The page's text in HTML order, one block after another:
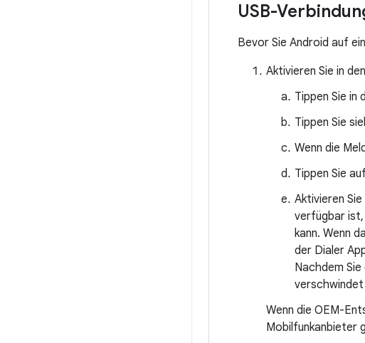
USB-
Bevor Sie Android auf
Aktivieren Sie in
Tippen Sie in
Tippen Sie
Wenn die
Tippen Sie auf
Aktivieren Sie
verfügbar ist,
kann. Wenn
der Dialer
Nachdem
Wenn die OEM-
Mobilfunkanbieter